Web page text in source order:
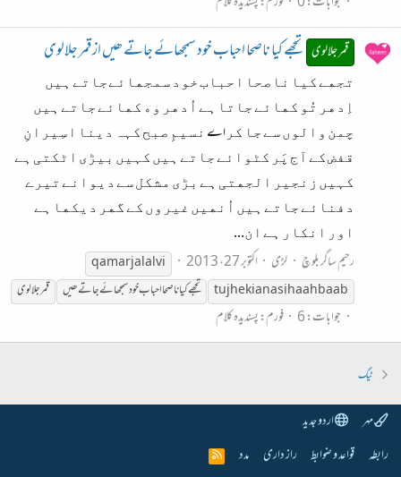
قمر جلالوی تجھے کیا ناصحا احباب خود سمجھائے جاتے ھیں از قمر جلالوی
ﺗﺠﮭﮯ ﮐﯿﺎ ﻧﺎﺻﺤﺎ ﺍﺣﺒﺎﺏ ﺧﻮﺩ ﺳﻤﺠﮭﺎﺋﮯﺟﺎﺗﮯ ﮨﯿﮟ
ﺍِﺩﮬﺮ ﺗُﻮ ﮐﮭﺎﺋﮯ ﺟﺎﺗﺎ ﮨﮯ ﺍُﺩﮬﺮ ﻭﮦ ﮐﮭﺎﺋﮯ ﺟﺎﺗﮯ ﮨﯿﮟ
ﭼﻤﻦ ﻭﺍﻟﻮﮞ ﺳﮯ ﺟﺎ ﮐﺮاے ﻧﺴﯿﻢِ ﺻﺒﺢ ﮐﮩﮧ ﺩﯾﻨﺎ ﺍﺳِﯿﺮﺍﻥِ
ﻗﻔﺾ ﮐﮯ ﺁﺝ ﭘَﺮ ﮐﭩﻮﺍﺋﮯ ﺟﺎﺗﮯ ﮨﯿﮟ ﮐﮩﯿﮟ ﺑﯿﮍﯼ ﺍﭨﮑﺘﯽ ﮨﮯ
ﮐﮩﯿﮟ ﺯﻧﺠﯿﺮ ﺍﻟﺠﮭﺘﯽ ﮨﮯ ﺑﮍﯼ ﻣﺸﮑﻞ ﺳﮯ ﺩﯾﻮﺍﻧﮯ ﺗﯿﺮﮮ
ﺩﻓﻨﺎﺋﮯ ﺟﺎﺗﮯ ﮨﯿﮟ ﺍُﻧﮭﯿﮟ ﻏﯿﺮﻭﮞ ﮐﮯ ﮔﮭﺮ ﺩﯾﮑﮭﺎ ﮨﮯ
ﺍﻭﺭ ﺍﻧﮑﺎﺭ ﮨﮯ ﺍﻥ...
رحیم ساگر بلوچ
لڑی اکتوبر 27، 2013 qamarjalalvi
tujhe kia nasiha ahbaab
تجھے کیا ناصحا احباب خود سمجھائے جاتے ھیں قمر جلالوی
جوابات: 6 فورم:پسندیدہ کلام
ٹیگ
مہر
اردو جدید
رابطہ قواعد و ضوابط راز داری مدد
R
S